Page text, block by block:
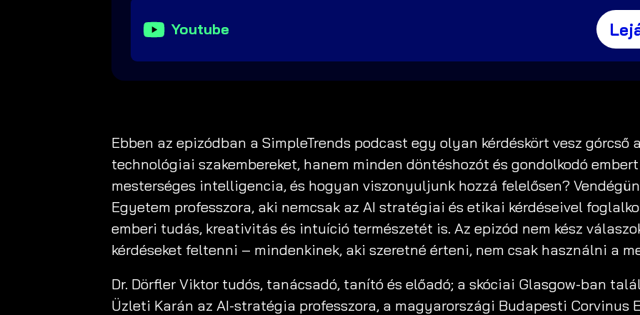
Youtube
Ebben az epizódban a SimpleTrends podcast egy olyan kérdéskört vesz górcső
technológiai szakembereket, hanem minden döntéshozót és gondolkodó
mesterséges intelligencia, és hogyan viszonyuljunk hozzá felelősen?
Egyetem professzora, aki nemcsak az AI stratégiai és etikai kérdéseivel
emberi tudás, kreativitás és intuíció természetét is. Az epizód nem kész
kérdéseket feltenni – mindenkinek, aki szeretné érteni, nem csak használni a
Dr. Dörfler Viktor tudós, tanácsadó, tanító és előadó; a skóciai Glasgow-ban
Üzleti Karán az AI-stratégia professzora, a magyarországi Budapesti Corvinus